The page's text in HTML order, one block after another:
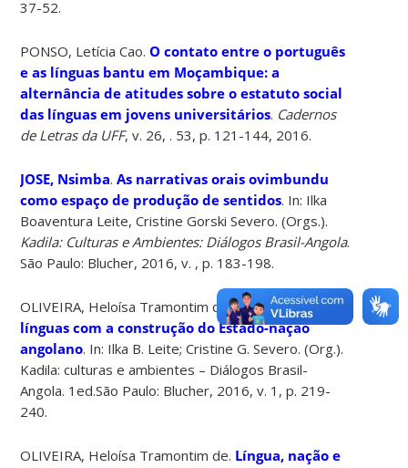
37-52.
PONSO, Letícia Cao.O contato entre o português
e as línguas bantu em Moçambique: a
alternância de atitudes sobre o estatuto social
das línguas em jovens universitários. Cadernos
de Letras da UFF, v. 26, . 53, p. 121-144, 2016.
JOSE, Nsimba.As narrativas orais ovimbundu
como espaço de produção de sentidos. In: Ilka
Boaventura Leite, Cristine Gorski Severo. (Orgs.).
Kadila: Culturas e Ambientes: Diálogos Brasil-Angola.
São Paulo: Blucher, 2016, v. , p. 183-198.
OLIVEIRA, Heloísa Tramontim de.A relação das
línguas com a construção do Estado-nação
angolano. In: Ilka B. Leite; Cristine G. Severo. (Org.).
Kadila: culturas e ambientes – Diálogos Brasil-
Angola. 1ed.São Paulo: Blucher, 2016, v. 1, p. 219-
240.
OLIVEIRA, Heloísa Tramontim de. Língua, nação e